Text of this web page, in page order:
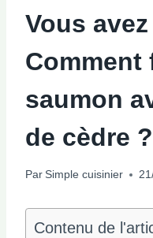
Vous
Comment
saumon
de cèdre ?
Par Simple cuisinier
Contenu de